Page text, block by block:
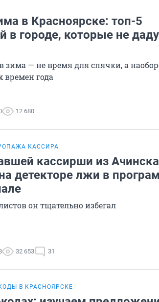
в Красноярске: топ-5
в городе, которые не
зима — не время для спячки, а
года
12 680
КАССИРА
кассирши из Ачинска
детекторе лжи в
он тщательно избегал
32 653 31
КОДЫ В КРАСНОЯРСКЕ